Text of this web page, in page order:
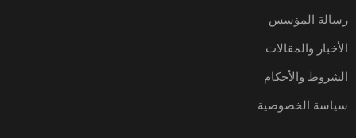
رسالة المؤسس
الأخبار والمقالات
الشروط والأحكام
سياسة الخصوصية